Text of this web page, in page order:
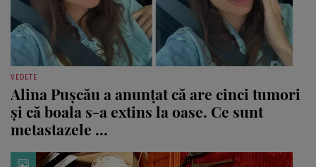
VEDETE
Alina Pușcău a anunțat că are cinci tumori
și că boala s-a extins la oase. Ce sunt
metastazele ...